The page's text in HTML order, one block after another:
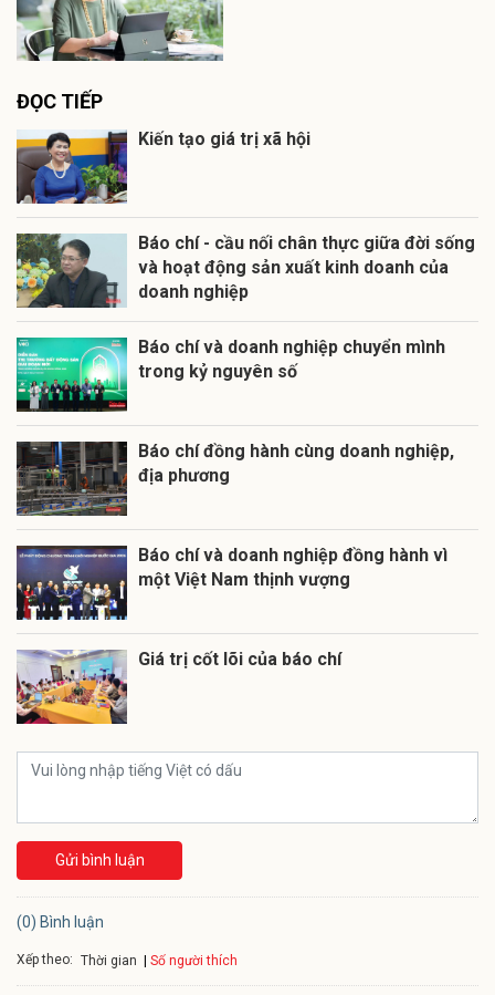
ĐỌC TIẾP
Kiến tạo giá trị xã hội
Báo chí - cầu nối chân thực giữa đời sống
và hoạt động sản xuất kinh doanh của
doanh nghiệp
Báo chí và doanh nghiệp chuyển mình
trong kỷ nguyên số
Báo chí đồng hành cùng doanh nghiệp,
địa phương
Báo chí và doanh nghiệp đồng hành vì
một Việt Nam thịnh vượng
Giá trị cốt lõi của báo chí
Gửi bình luận
(0) Bình luận
Xếp theo: Thời gian Số người thích